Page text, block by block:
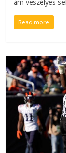
ám veszélyes
Read more